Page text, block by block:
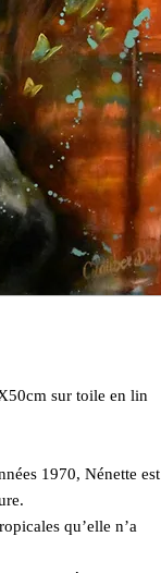
sur toile en lin
1970, Nénette est
qu’elle n’a